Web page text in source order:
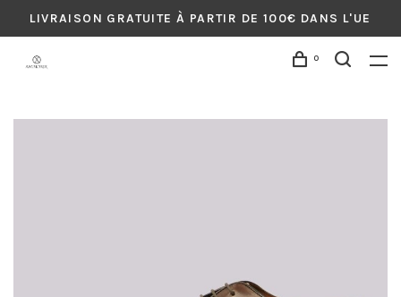
LIVRAISON GRATUITE À PARTIR DE 100€ DANS L'UE
0